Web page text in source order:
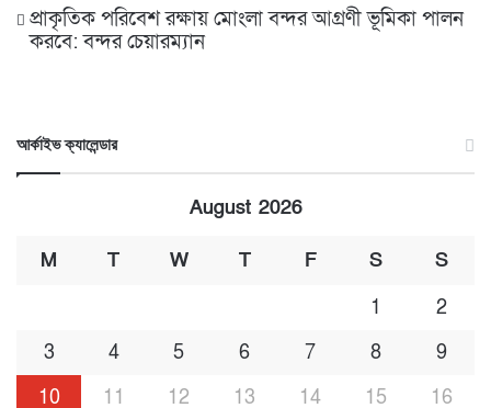
প্রাকৃতিক পরিবেশ রক্ষায় মোংলা বন্দর আগ্রণী ভূমিকা পালন
করবে: বন্দর চেয়ারম্যান
আর্কাইভ ক্যালেন্ডার
August 2026
M T W T F S
S
1
2
3
4 5 6 7 8
9
10
11 12 13 14 15
16